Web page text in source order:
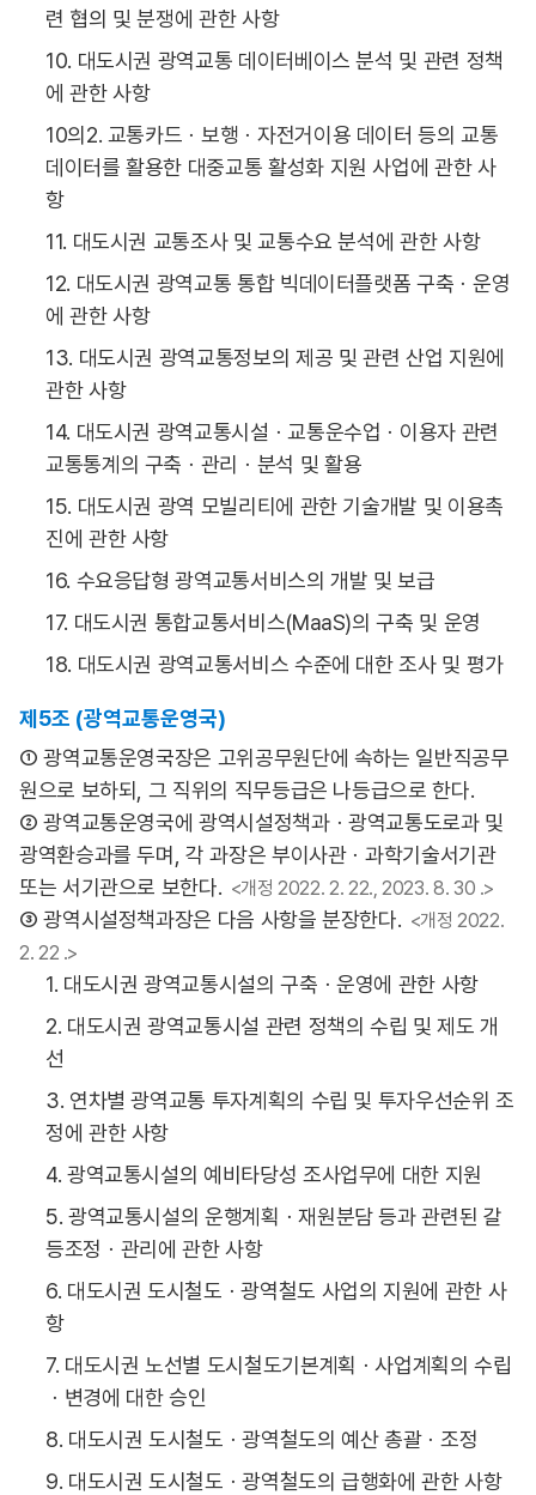
련 협의 및 분쟁에 관한 사항
10. 대도시권 광역교통 데이터베이스 분석 및 관련 정책
에 관한 사항
10의2. 교통카드ㆍ보행ㆍ자전거이용 데이터 등의 교통
데이터를 활용한 대중교통 활성화 지원 사업에 관한 사
항
11. 대도시권 교통조사 및 교통수요 분석에 관한 사항
12. 대도시권 광역교통 통합 빅데이터플랫폼 구축ㆍ운영
에 관한 사항
13. 대도시권 광역교통정보의 제공 및 관련 산업 지원에
관한 사항
14. 대도시권 광역교통시설ㆍ교통운수업ㆍ이용자 관련
교통통계의 구축ㆍ관리ㆍ분석 및 활용
15. 대도시권 광역 모빌리티에 관한 기술개발 및 이용촉
진에 관한 사항
16. 수요응답형 광역교통서비스의 개발 및 보급
17. 대도시권 통합교통서비스(MaaS)의 구축 및 운영
18. 대도시권 광역교통서비스 수준에 대한 조사 및 평가
제5조 (광역교통운영국)
① 광역교통운영국장은 고위공무원단에 속하는 일반직공무
원으로 보하되, 그 직위의 직무등급은 나등급으로 한다.
② 광역교통운영국에 광역시설정책과ㆍ광역교통도로과 및
광역환승과를 두며, 각 과장은 부이사관ㆍ과학기술서기관
또는 서기관으로 보한다. <개정 2022. 2. 22., 2023. 8. 30 .>
③ 광역시설정책과장은 다음 사항을 분장한다. <개정 2022.
2. 22 .>
1. 대도시권 광역교통시설의 구축ㆍ운영에 관한 사항
2. 대도시권 광역교통시설 관련 정책의 수립 및 제도 개
선
3. 연차별 광역교통 투자계획의 수립 및 투자우선순위 조
정에 관한 사항
4. 광역교통시설의 예비타당성 조사업무에 대한 지원
5. 광역교통시설의 운행계획ㆍ재원분담 등과 관련된 갈
등조정ㆍ관리에 관한 사항
6. 대도시권 도시철도ㆍ광역철도 사업의 지원에 관한 사
항
7. 대도시권 노선별 도시철도기본계획ㆍ사업계획의 수립
ㆍ변경에 대한 승인
8. 대도시권 도시철도ㆍ광역철도의 예산 총괄ㆍ조정
9. 대도시권 도시철도ㆍ광역철도의 급행화에 관한 사항